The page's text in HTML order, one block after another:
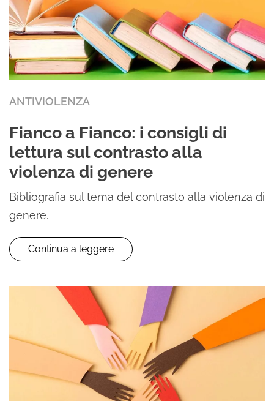
ANTIVIOLENZA
Fianco a Fianco: i consigli di
lettura sul contrasto alla
violenza di genere
Bibliografia sul tema del contrasto alla violenza di
genere.
Continua a leggere